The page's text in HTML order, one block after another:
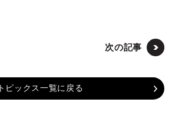
次の記事
トピックス一覧に戻る